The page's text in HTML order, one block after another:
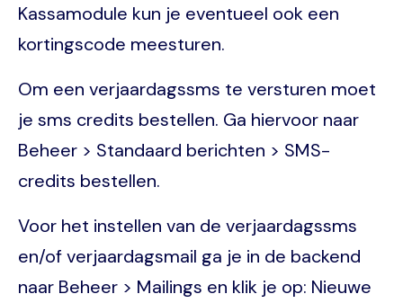
Kassamodule kun je eventueel ook een
kortingscode meesturen.
Om een verjaardagssms te versturen moet
je sms credits bestellen. Ga hiervoor naar
Beheer > Standaard berichten > SMS-
credits bestellen.
Voor het instellen van de verjaardagssms
en/of verjaardagsmail ga je in de backend
naar Beheer > Mailings en klik je op: Nieuwe